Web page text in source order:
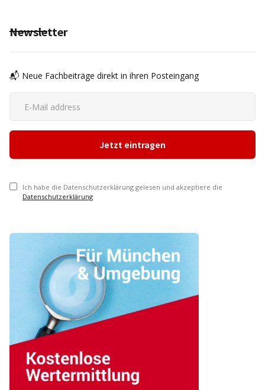
Newsletter
📬 Neue Fachbeiträge direkt in ihren Posteingang
Ich habe die Datenschutzerklärung gelesen und akzeptiere die
Datenschutzerklärung